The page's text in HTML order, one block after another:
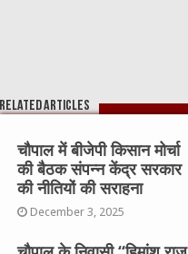
Related Articles
चौपाल में बीजेपी किसान मोर्चा
की बैठक संपन्न केंद्र सरकार
की नीतियों की सराहना
December 3, 2025